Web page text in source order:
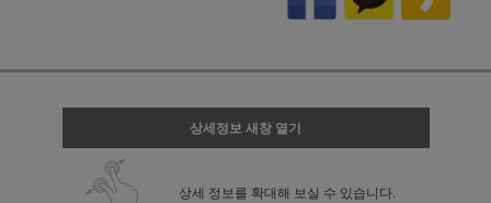
상세정보 새창 열기
상세 정보를 확대해 보실 수 있습니다.